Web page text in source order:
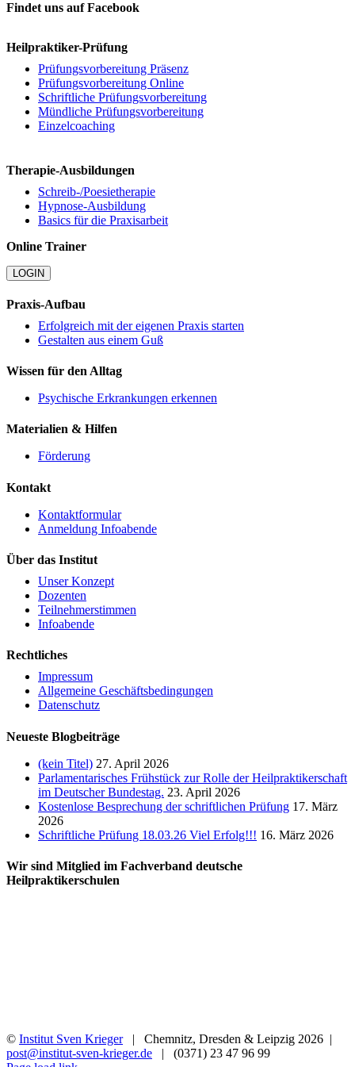
Findet uns auf Facebook
Heilpraktiker-Prüfung
Prüfungsvorbereitung Präsenz
Prüfungsvorbereitung Online
Schriftliche Prüfungsvorbereitung
Mündliche Prüfungsvorbereitung
Einzelcoaching
Therapie-Ausbildungen
Schreib-/Poesietherapie
Hypnose-Ausbildung
Basics für die Praxisarbeit
Online Trainer
LOGIN
Praxis-Aufbau
Erfolgreich mit der eigenen Praxis starten
Gestalten aus einem Guß
Wissen für den Alltag
Psychische Erkrankungen erkennen
Materialien & Hilfen
Förderung
Kontakt
Kontaktformular
Anmeldung Infoabende
Über das Institut
Unser Konzept
Dozenten
Teilnehmerstimmen
Infoabende
Rechtliches
Impressum
Allgemeine Geschäftsbedingungen
Datenschutz
Neueste Blogbeiträge
(kein Titel) 27. April 2026
Parlamentarisches Frühstück zur Rolle der Heilpraktikerschaft
im Deutscher Bundestag. 23. April 2026
Kostenlose Besprechung der schriftlichen Prüfung 17. März
2026
Schriftliche Prüfung 18.03.26 Viel Erfolg!!! 16. März 2026
Wir sind Mitglied im Fachverband deutsche
Heilpraktikerschulen
© Institut Sven Krieger| Chemnitz, Dresden & Leipzig 2026 |
post@institut-sven-krieger.de | (0371) 23 47 96 99